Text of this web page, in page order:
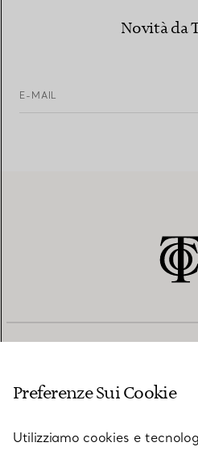
Novità da
E-MAIL
Preferenze Sui Cookie
Utilizziamo cookies e